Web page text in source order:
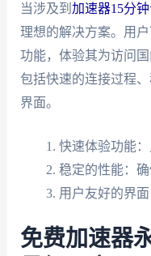
当涉及到 加速器15分钟
理想的解决方案。用
功能，体验其为访问
包括快速的连接过程
界面。
快速体验功能：
稳定的性能：确
用户友好的界面
免费加速器